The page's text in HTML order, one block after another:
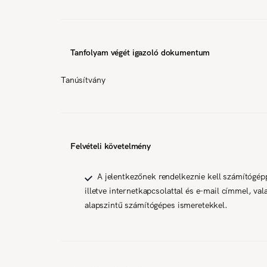
Tanfolyam végét igazoló dokumentum
Tanúsítvány
Felvételi követelmény
A jelentkezőnek rendelkeznie kell
illetve internetkapcsolattal és e-mail címmel,
alapszintű számítógépes ismeretekkel.